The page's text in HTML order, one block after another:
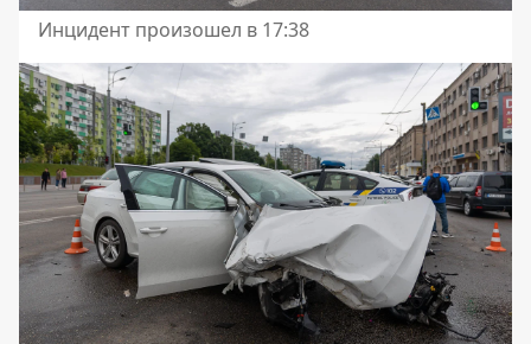
Инцидент произошел в 17:38